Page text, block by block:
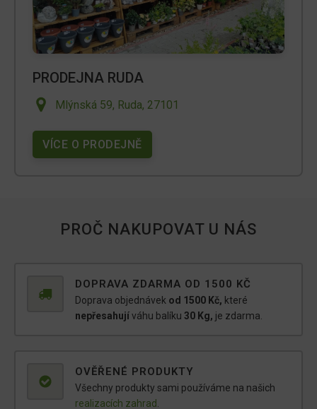
PRODEJNA RUDA
Mlýnská 59, Ruda, 27101
VÍCE O PRODEJNĚ
PROČ NAKUPOVAT U NÁS
DOPRAVA ZDARMA OD 1500 KČ
Doprava objednávek od 1500 Kč, které
nepřesahujíváhu balíku 30 Kg, je zdarma.
OVĚŘENÉ PRODUKTY
Všechny produkty sami používáme na našich
realizacích zahrad